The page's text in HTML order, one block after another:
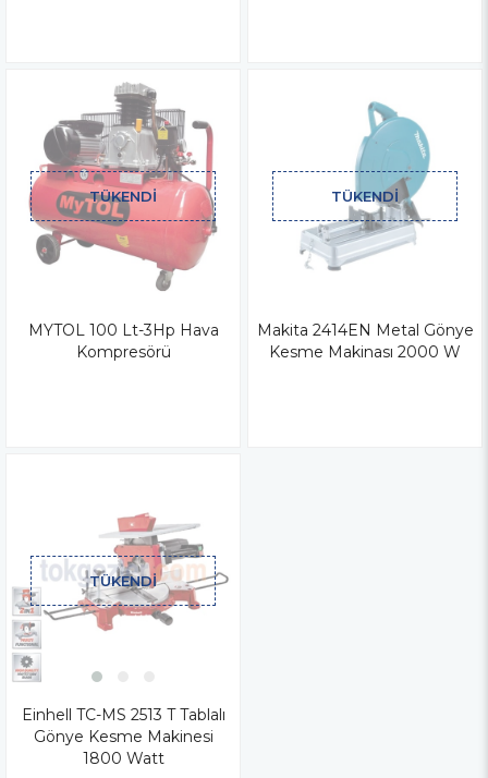
TÜKENDI
MYTOL 100 Lt-3Hp Hava
Kompresörü
TÜKENDI
Makita 2414EN Metal Gönye
Kesme Makinası 2000 W
TÜKENDI
Einhell TC-MS 2513 T Tablalı
Gönye Kesme Makinesi
1800 Watt